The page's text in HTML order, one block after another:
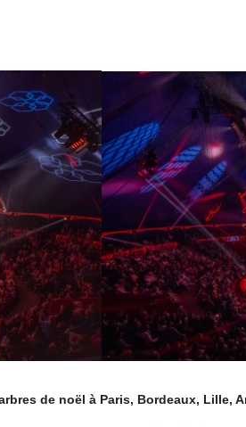
de noël à Paris, Bordeaux, Lille,